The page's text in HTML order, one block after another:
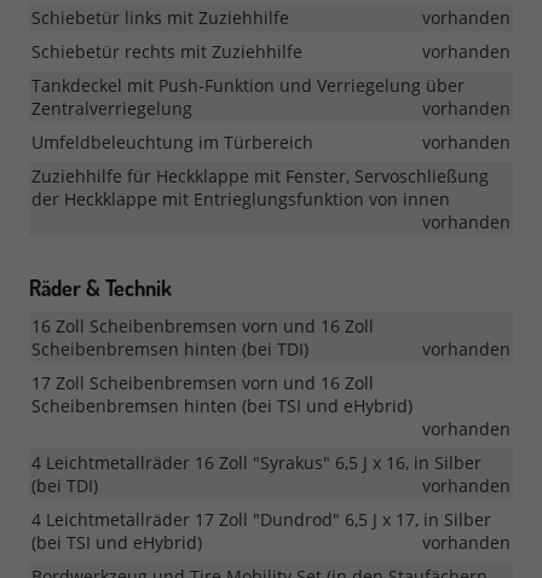
Schiebetür links mit Zuziehhilfe
vorhanden
Schiebetür rechts mit Zuziehhilfe
vorhanden
Tankdeckel mit Push-Funktion und Verriegelung über
Zentralverriegelung
vorhanden
Umfeldbeleuchtung im Türbereich
vorhanden
Zuziehhilfe für Heckklappe mit Fenster, Servoschließung
der Heckklappe mit Entrieglungsfunktion von innen
vorhanden
Räder & Technik
16 Zoll Scheibenbremsen vorn und 16 Zoll
Scheibenbremsen hinten (bei TDI)
vorhanden
17 Zoll Scheibenbremsen vorn und 16 Zoll
Scheibenbremsen hinten (bei TSI und eHybrid)
vorhanden
4 Leichtmetallräder 16 Zoll "Syrakus" 6,5 J x 16, in Silber
(bei TDI)
vorhanden
4 Leichtmetallräder 17 Zoll "Dundrod" 6,5 J x 17, in Silber
(bei TSI und eHybrid)
vorhanden